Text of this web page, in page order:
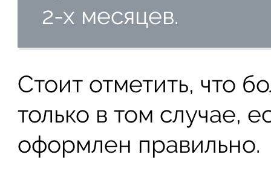
2-х месяцев.
Стоит отметить, что
только в том случае,
оформлен правильно.